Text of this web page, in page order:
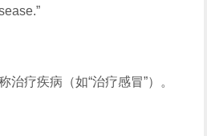
治疗疾病（如“治疗感冒”）。